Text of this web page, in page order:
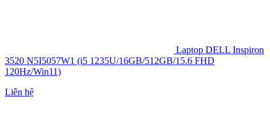
Laptop DELL Inspiron
3520 N5I5057W1 (i5 1235U/16GB/512GB/15.6 FHD
120Hz/Win11)
Liên hệ